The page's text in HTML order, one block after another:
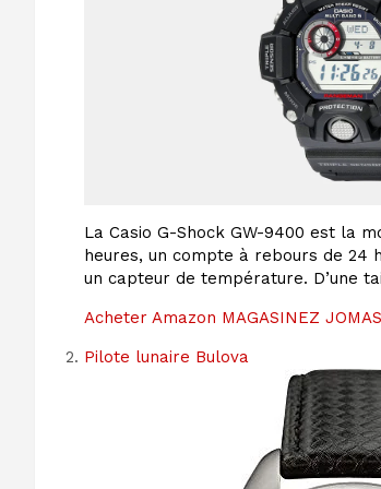
La Casio G-Shock GW-9400 est la
heures, un compte à rebours de 24
un capteur de température. D’une
Acheter Amazon MAGASINEZ
Pilote lunaire Bulova